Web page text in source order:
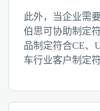
此外，当企业需
伯思可协助制定
品制定符合CE、
车行业客户制定